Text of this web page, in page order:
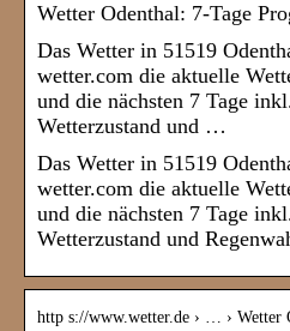
Wetter Odenthal: 7-Tage
Das Wetter in 51519
wetter.com die aktuelle
und die nächsten 7 Tage
Wetterzustand und …
Das Wetter in 51519
wetter.com die aktuelle
und die nächsten 7 Tage
Wetterzustand und
http s://www.wetter.de › … › Wetter